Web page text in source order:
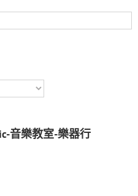
音樂教室-樂器行